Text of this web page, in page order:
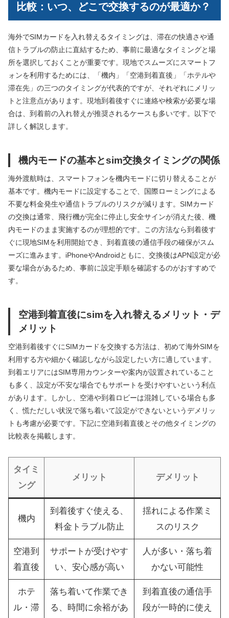
比較：いつ、どこで交換するのが最適か？
海外でSIMカードを入れ替えるタイミングは、滞在の快適さや通
信トラブルの防止に直結するため、事前に最適なタイミングと場
所を選択しておくことが重要です。現地でスムーズにスマートフ
ォンを利用するためには、「機内」「空港到着直後」「ホテルや
滞在先」の三つのタイミングが代表的ですが、それぞれにメリッ
トと注意点があります。現地到着後すぐに連絡や検索が必要な場
合は、到着前の入れ替えが推奨されるケースも多いです。以下で
詳しく解説します。
機内モードの基本とsim交換タイミングの関係
海外渡航時は、スマートフォンを機内モードに切り替えることが
基本です。機内モードに設定することで、国際ローミングによる
不要な料金発生や通信トラブルのリスクが減ります。SIMカード
の交換は通常、飛行機が完全に停止し安全サインが消えた後、機
内モードのまま実施するのが理想的です。この方法なら到着後す
ぐに現地SIMを利用開始でき、到着直後の通信手段の確保がスム
ーズに進みます。iPhoneやAndroidともに、交換後はAPN設定が必
要な場合があるため、事前に設定手順を確認するのがおすすめで
す。
空港到着直後にsimを入れ替えるメリット・デ
メリット
空港到着後すぐにSIMカードを交換する方法は、初めて海外SIMを
利用する方や細かく確認しながら設定したい方に適しています。
到着エリアにはSIM専用カウンターや案内が設置されていること
も多く、設定が不安な場合でもサポートを受けやすいという利点
があります。しかし、空港や到着ロビーは混雑している場合も多
く、慌ただしい状況で落ち着いて設定ができないというデメリッ
トも考慮が必要です。下記に空港到着直後とその他タイミングの
比較表を掲載します。
タイミ
ング
メリット デメリット
機内
到着後すぐ使える、
料金トラブル防止
揺れによる作業ミ
スのリスク
空港到
着直後
サポートが受けやす
い、安心感が高い
人が多い・落ち着
かない可能性
ホテ
ル・滞
落ち着いて作業でき
る、時間に余裕があ
到着直後の通信手
段が一時的に使え